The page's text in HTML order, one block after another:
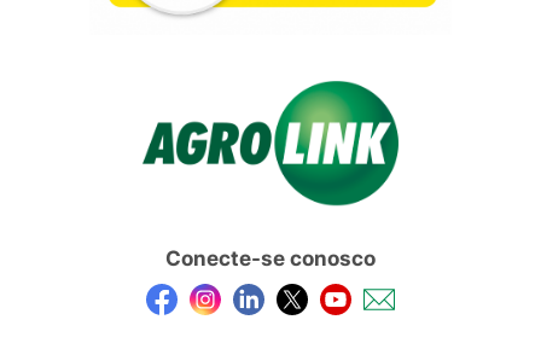
Conecte-se conosco